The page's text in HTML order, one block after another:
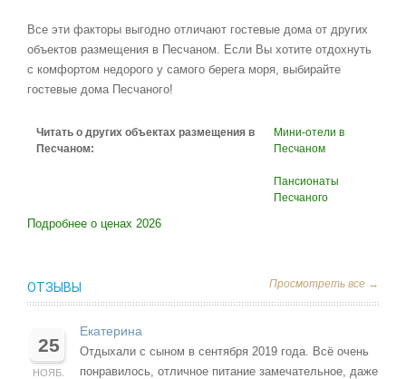
Все эти факторы выгодно отличают гостевые дома от других
объектов размещения в Песчаном. Если Вы хотите отдохнуть
с комфортом недорого у самого берега моря, выбирайте
гостевые дома Песчаного!
Читать о других объектах размещения в
Песчаном:
Мини-отели в
Песчаном
Пансионаты
Песчаного
Подробнее о ценах 2026
ОТЗЫВЫ Просмотреть все →
25
НОЯБ.
Екатерина
Отдыхали с сыном в сентября 2019 года. Всё очень
понравилось, отличное питание замечательное, даже